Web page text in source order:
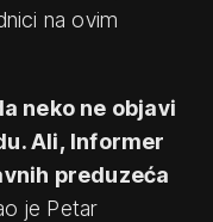
na ovim
neko ne objavi
Ali, Informer
preduzeća
je Petar